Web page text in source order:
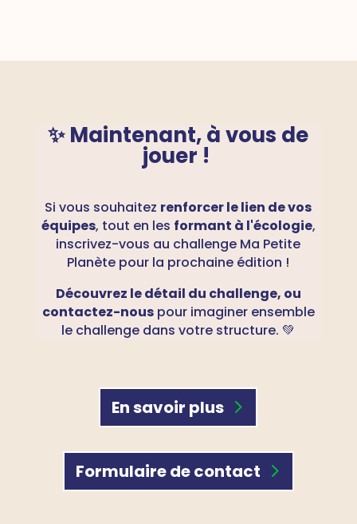
✨ Maintenant, àvous de
jouer !
Si vous souhaitez renforcer le lien de vos
équipes, tout en les formant à l'écologie,
inscrivez-vous au challenge Ma Petite
Planète pour la prochaine édition !
Découvrez le détail du challenge, ou
contactez-nouspour imaginer ensemble
le challenge dans votre structure. 💚
En savoir plus
Formulaire de contact